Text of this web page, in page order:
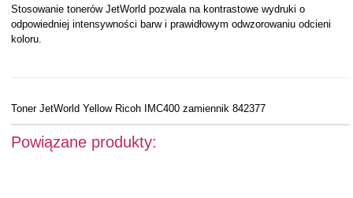
Stosowanie tonerów JetWorld pozwala na kontrastowe wydruki o
odpowiedniej intensywności barw i prawidłowym odwzorowaniu odcieni
koloru.
Toner JetWorld Yellow Ricoh IMC400 zamiennik 842377
Powiązane produkty: